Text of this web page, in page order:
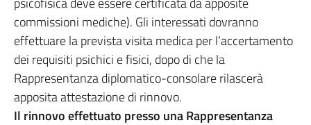
commissioni mediche). Gli interessati dovranno
effettuare la prevista visita medica per l’accertamento
dei requisiti psichici e fisici, dopo di che la
Rappresentanza diplomatico-consolare rilascerà
apposita attestazione di rinnovo.
Il rinnovo effettuato presso una Rappresentanza